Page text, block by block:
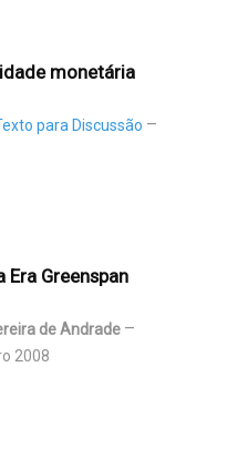
monetária
para Discussão
Greenspan
de Andrade
2008